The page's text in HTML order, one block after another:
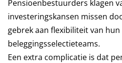
Pensioenbestuurders klagen
investeringskansen missen
gebrek aan flexibiliteit van hun
beleggingsselectieteams.
Een extra complicatie is dat